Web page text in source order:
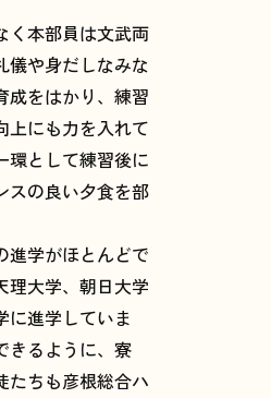
く本部員は文武両
儀や身だしなみな
成をはかり、練習
上にも力を入れて
環として練習後に
スの良い夕食を部
進学がほとんどで
理大学、朝日大学
に進学していま
きるように、寮
たちも彦根総合ハ